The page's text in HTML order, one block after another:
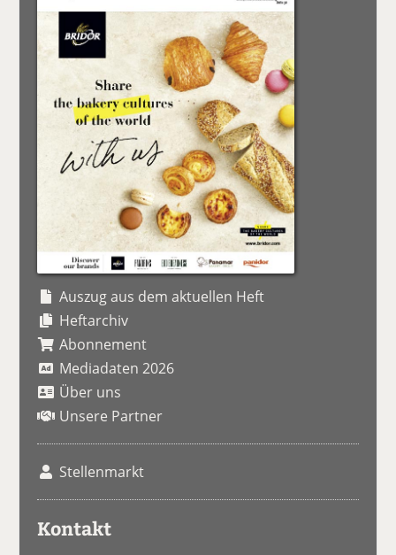
Auszug aus dem aktuellen Heft
Heftarchiv
Abonnement
Mediadaten 2026
Über uns
Unsere Partner
Stellenmarkt
Kontakt